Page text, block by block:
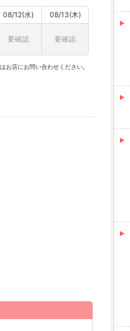
08/12(水) 08/13(木)
要確認 要確認
お店にお問い合わせください。